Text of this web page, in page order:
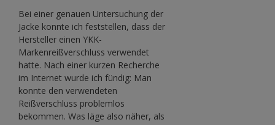
Bei einer genauen Untersuchung der
Jacke konnte ich feststellen, dass der
Hersteller einen YKK-
Markenreißverschluss verwendet
hatte. Nach einer kurzen Recherche
im Internet wurde ich fündig: Man
konnte den verwendeten
Reißverschluss problemlos
bekommen. Was läge also näher, als